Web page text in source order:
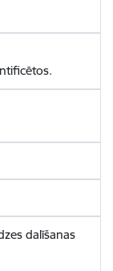
dalīšanas